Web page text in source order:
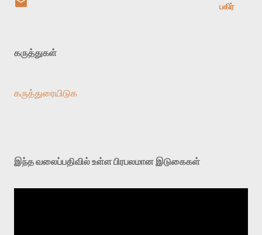
பகிர்
கருத்துகள்
கருத்துரையிடுக
இந்த வலைப்பதிவில் உள்ள பிரபலமான இடுகைகள்